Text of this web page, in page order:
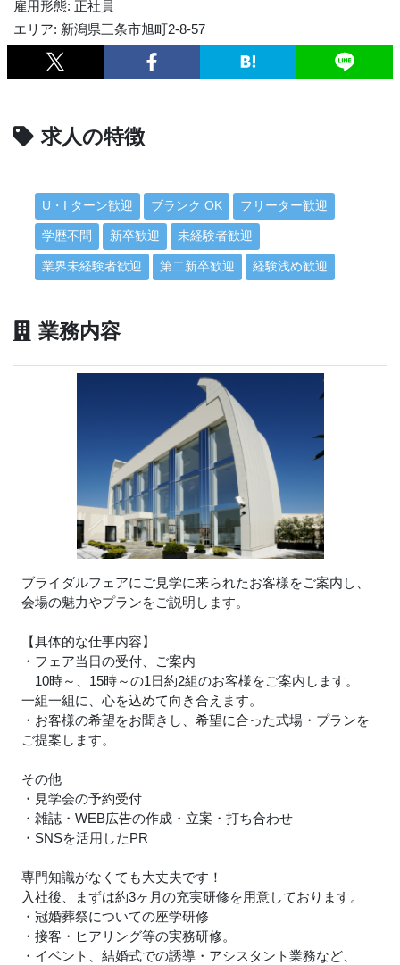
雇用形態: 正社員
エリア: 新潟県三条市旭町2-8-57
求人の特徴
U・I ターン歓迎 ブランク OK フリーター歓迎
学歴不問 新卒歓迎 未経験者歓迎
業界未経験者歓迎 第二新卒歓迎 経験浅め歓迎
業務内容
ブライダルフェアにご見学に来られたお客様をご案内し、
会場の魅力やプランをご説明します。
【具体的な仕事内容】
・フェア当日の受付、ご案内
10時～、15時～の1日約2組のお客様をご案内します。
一組一組に、心を込めて向き合えます。
・お客様の希望をお聞きし、希望に合った式場・プランを
ご提案します。
その他
・見学会の予約受付
・雑誌・WEB広告の作成・立案・打ち合わせ
・SNSを活用したPR
専門知識がなくても大丈夫です！
入社後、まずは約3ヶ月の充実研修を用意しております。
・冠婚葬祭についての座学研修
・接客・ヒアリング等の実務研修。
・イベント、結婚式での誘導・アシスタント業務など、